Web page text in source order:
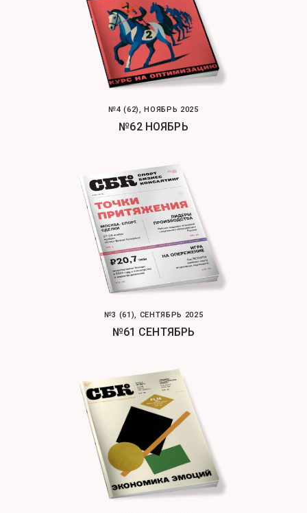
№4 (62), НОЯБРЬ 2025
№62 НОЯБРЬ
№3 (61), СЕНТЯБРЬ 2025
№61 СЕНТЯБРЬ